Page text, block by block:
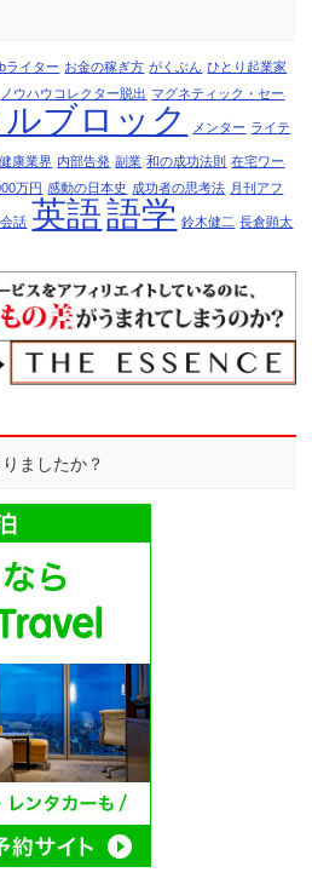
ライター お金の稼ぎ方 がくぶん ひとり起業家
ノウハウコレクター脱出 マグネティック・セー
ブロック メンター ライテ
健康業界 内部告発 副業 和の成功法則 在宅ワー
万円 感動の日本史 成功者の思考法 月刊アフ
話 英語語学 鈴木健二 長倉顕太
ましたか？